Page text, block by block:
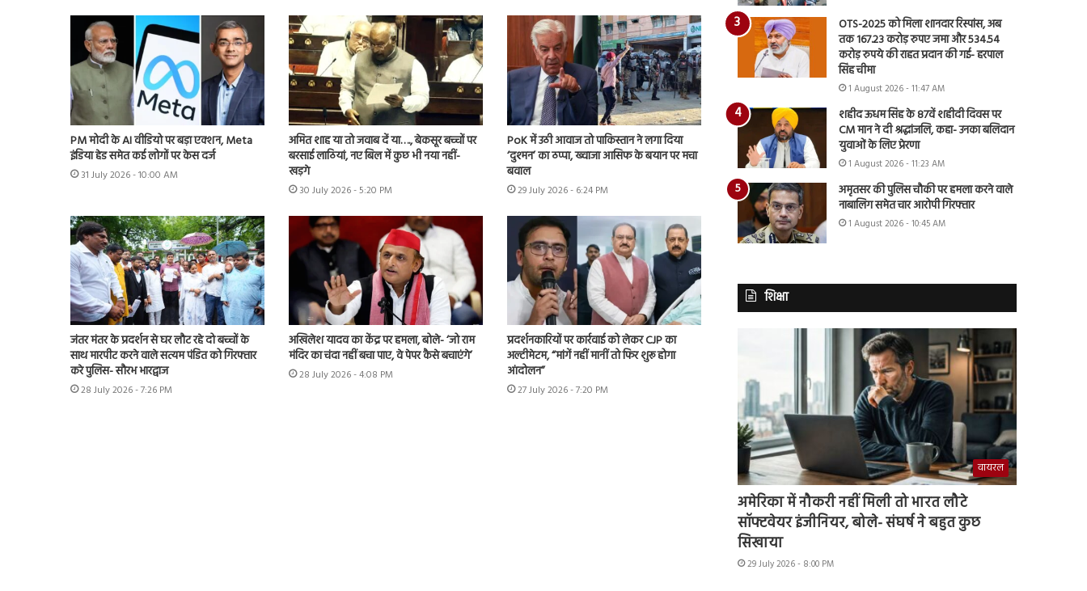
PM मोदी के AI वीडियो पर बड़ा एक्शन, Meta
इंडिया हेड समेत कई लोगों पर केस दर्ज
31 July 2026 - 10:00 AM
अमित शाह या तो जवाब दें या…., बेकसूर बच्चों पर
बरसाई लाठियां, नए बिल में कुछ भी नया नहीं-
खड़गे
30 July 2026 - 5:20 PM
PoK में उठी आवाज तो पाकिस्तान ने लगा दिया
‘दुश्मन’ का ठप्पा, ख्वाजा आसिफ के बयान पर मचा
बवाल
29 July 2026 - 6:24 PM
जंतर मंतर के प्रदर्शन से घर लौट रहे दो बच्चों के
साथ मारपीट करने वाले सत्यम पंडित को गिरफ्तार
करे पुलिस- सौरभ भारद्वाज
28 July 2026 - 7:26 PM
अखिलेश यादव का केंद्र पर हमला, बोले- ‘जो राम
मंदिर का चंदा नहीं बचा पाए, वे पेपर कैसे बचाएंगे’
28 July 2026 - 4:08 PM
प्रदर्शनकारियों पर कार्रवाई को लेकर CJP का
अल्टीमेटम, “मांगें नहीं मानीं तो फिर शुरू होगा
आंदोलन”
27 July 2026 - 7:20 PM
OTS-2025 को मिला शानदार रिस्पांस, अब
तक 167.23 करोड़ रुपए जमा और 534.54
करोड़ रुपये की राहत प्रदान की गई- हरपाल
सिंह चीमा
1 August 2026 - 11:47 AM
शहीद ऊधम सिंह के 87वें शहीदी दिवस पर
CM मान ने दी श्रद्धांजलि, कहा- उनका बलिदान
युवाओं के लिए प्रेरणा
1 August 2026 - 11:23 AM
अमृतसर की पुलिस चौकी पर हमला करने वाले
नाबालिग समेत चार आरोपी गिरफ्तार
1 August 2026 - 10:45 AM
शिक्षा
वायरल
अमेरिका में नौकरी नहीं मिली तो भारत लौटे
सॉफ्टवेयर इंजीनियर, बोले- संघर्ष ने बहुत कुछ
सिखाया
29 July 2026 - 8:00 PM